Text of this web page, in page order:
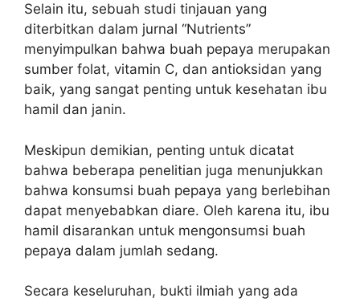
Selain itu, sebuah studi tinjauan yang
diterbitkan dalam jurnal “Nutrients”
menyimpulkan bahwa buah pepaya merupakan
sumber folat, vitamin C, dan antioksidan yang
baik, yang sangat penting untuk kesehatan ibu
hamil dan janin.
Meskipun demikian, penting untuk dicatat
bahwa beberapa penelitian juga menunjukkan
bahwa konsumsi buah pepaya yang berlebihan
dapat menyebabkan diare. Oleh karena itu, ibu
hamil disarankan untuk mengonsumsi buah
pepaya dalam jumlah sedang.
Secara keseluruhan, bukti ilmiah yang ada